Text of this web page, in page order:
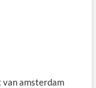
van amsterdam